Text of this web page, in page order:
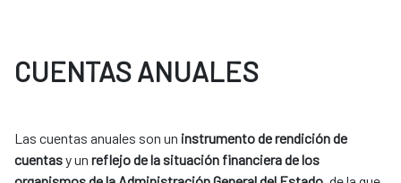
CUENTAS ANUALES
Las cuentas anuales son un instrumento de rendición de
cuentasy un reflejo de la situación financiera de los